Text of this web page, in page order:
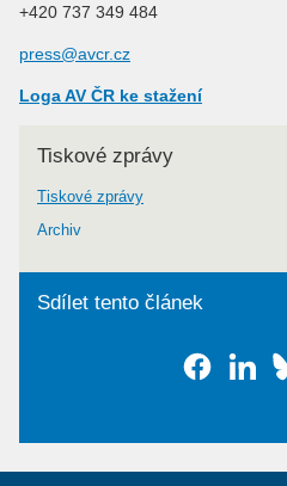
+420 737 349 484
press@avcr.cz
Loga AV ČR ke stažení
Tiskové zprávy
Tiskové zprávy
Archiv
Sdílet tento článek